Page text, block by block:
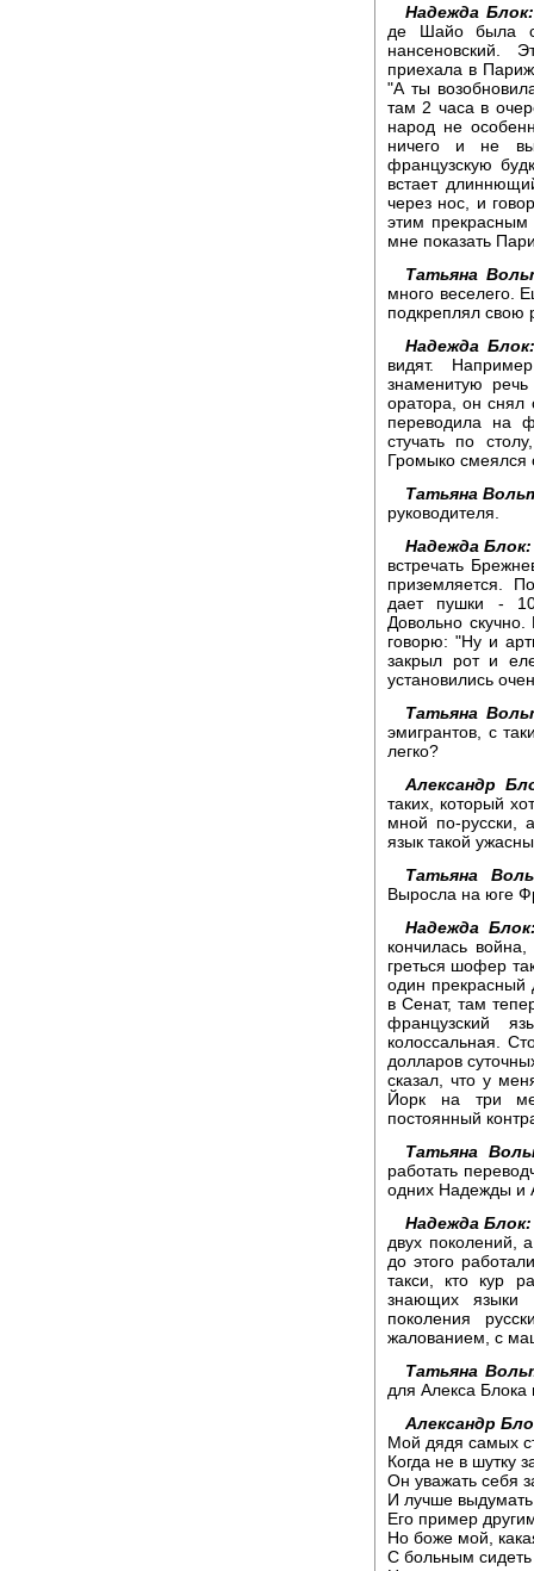
Надежда Блок:
де Шайо была
нансеновский.
приехала в
"А ты
там 2 часа в
народ не
ничего и не
французскую
встает
через нос, и
этим
мне показать
Татьяна
много веселего.
подкреплял свою
Надежда
видят.
знаменитую
оратора, он снял
переводила на
стучать по
Громыко смеялся
Татьяна
руководителя.
Надежда Блок:
встречать
приземляется.
дает пушки -
Довольно
говорю: "Ну и
закрыл рот и
установились
Татьяна
эмигрантов, с
легко?
Александр
таких, который
мной по-русски,
язык такой
Татьяна
Выросла на юге
Надежда
кончилась
греться шофер
один
в Сенат, там
французский
колоссальная.
долларов
сказал, что у
Йорк на три
постоянный
Татьяна
работать
одних Надежды и
Надежда Блок:
двух поколений,
до этого
такси, кто кур
знающих языки
поколения
жалованием, с
Татьяна
для Алекса Блока
Александр
Мой дядя самых
Когда не в шутку
Он уважать себя
И лучше
Его пример
Но боже мой,
С больным